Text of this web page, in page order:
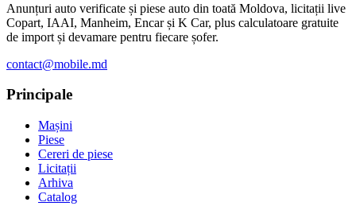
Anunțuri auto verificate și piese auto din toată Moldova, licitații live
Copart, IAAI, Manheim, Encar și K Car, plus calculatoare gratuite
de import și devamare pentru fiecare șofer.
contact@mobile.md
Principale
Mașini
Piese
Cereri de piese
Licitații
Arhiva
Catalog